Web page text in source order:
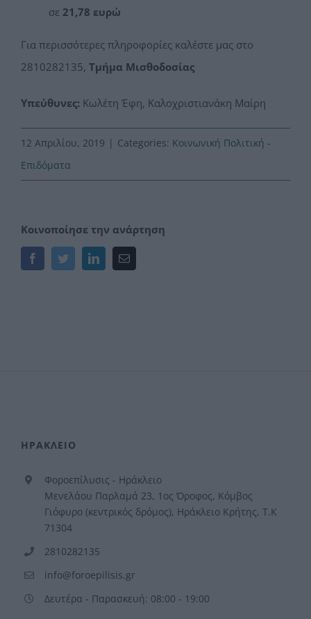
σε 21,78 ευρώ
Για περισσότερες πληροφορίες καλέστε μας στο
2810282135, Τμήμα Μισθοδοσίας
Υπεύθυνες: Κωλέτη Έφη, Καλοχριστιανάκη Μαίρη
12 Απριλίου, 2019 | Categories: Κοινωνική Πολιτική -
Επιδόματα
Κοινοποίησε την ανάρτηση
FacebookTwitterLinkedInEmail
ΗΡΑΚΛΕΙΟ
Φοροεπίλυσις - Ηράκλειο
Μενελάου Παρλαμά 23, 1ος Όροφος, Κόμβος
Γιόφυρο (κεντρικός δρόμος), Ηράκλειο Κρήτης, Τ.Κ
71304
2810282135
info@foroepilisis.gr
Δευτέρα - Παρασκευή: 08:00 - 19:00